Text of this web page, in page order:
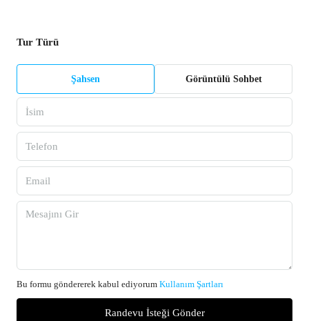
Tur Türü
Şahsen Görüntülü Sohbet
Bu formu göndererek kabul ediyorum Kullanım Şartları
Randevu İsteği Gönder